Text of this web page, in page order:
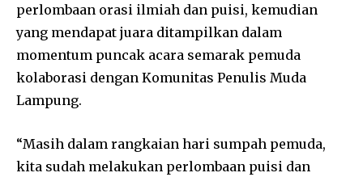
perlombaan orasi ilmiah dan puisi, kemudian
yang mendapat juara ditampilkan dalam
momentum puncak acara semarak pemuda
kolaborasi dengan Komunitas Penulis Muda
Lampung.
“Masih dalam rangkaian hari sumpah pemuda,
kita sudah melakukan perlombaan puisi dan